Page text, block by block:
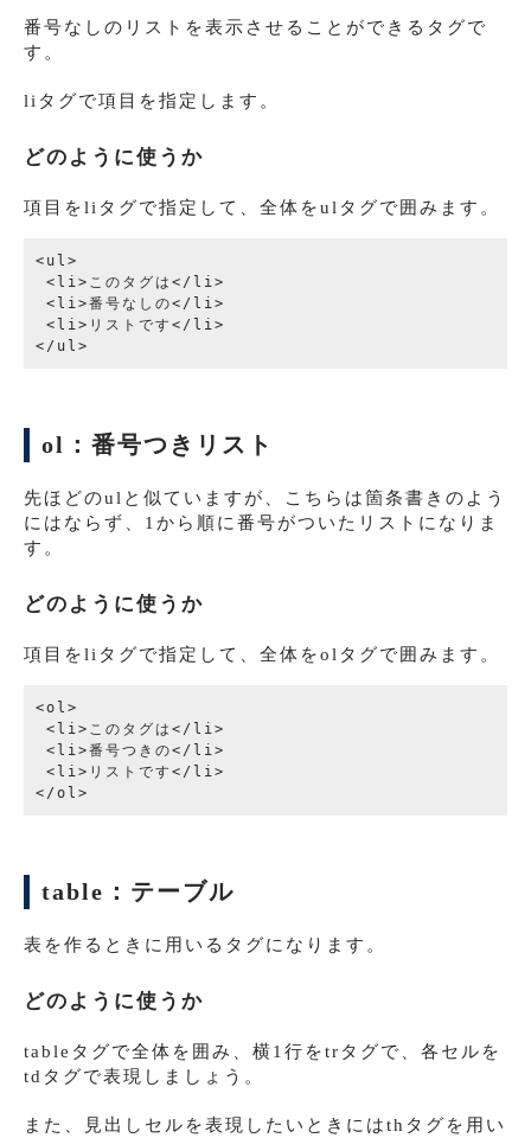
番号なしのリストを表示させることができるタグで
す。
liタグで項目を指定します。
どのように使うか
項目をliタグで指定して、全体をulタグで囲みます。
<ul>
<li>このタグは</li>
<li>番号なしの</li>
<li>リストです</li>
ol：番号つきリスト
先ほどのulと似ていますが、こちらは箇条書きのよう
にはならず、1から順に番号がついたリストになりま
す。
どのように使うか
項目をliタグで指定して、全体をolタグで囲みます。
<ol>
<li>このタグは</li>
<li>番号つきの</li>
<li>リストです</li>
table：テーブル
表を作るときに用いるタグになります。
どのように使うか
tableタグで全体を囲み、横1行をtrタグで、各セルを
tdタグで表現しましょう。
また、見出しセルを表現したいときにはthタグを用い